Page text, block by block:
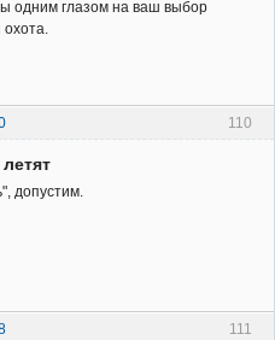
одним глазом на ваш выбор
охота.
110
допустим.
111